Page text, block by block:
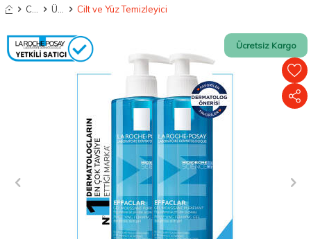
Anasayfa Cilt ve Yüz Temizleyici
Ücretsiz Kargo